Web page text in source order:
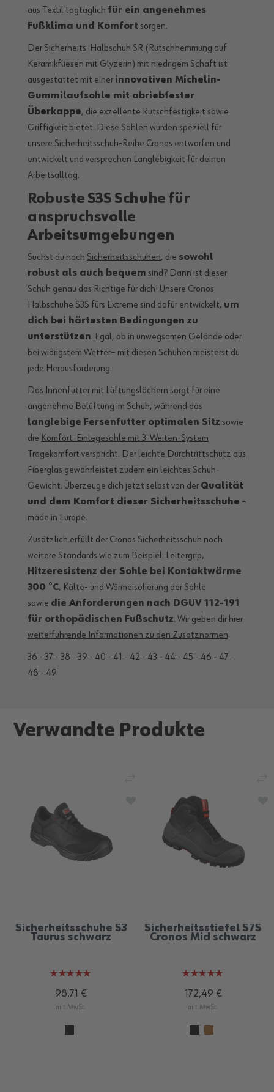
aus Textil tagtäglich für ein angenehmes
Fußklima und Komfort sorgen.
Der Sicherheits-Halbschuh SR (Rutschhemmung auf
Keramikfliesen mit Glyzerin) mit niedrigem Schaft ist
ausgestattet mit einer innovativen Michelin-
Gummilaufsohle mit abriebfester
Überkappe, die exzellente Rutschfestigkeit sowie
Griffigkeit bietet. Diese Sohlen wurden speziell für
unsere Sicherheitsschuh-Reihe Cronos entworfen und
entwickelt und versprechen Langlebigkeit für deinen
Arbeitsalltag.
Robuste S3S Schuhe für
anspruchsvolle
Arbeitsumgebungen
Suchst du nach Sicherheitsschuhen, die sowohl
robust als auch bequem sind? Dann ist dieser
Schuh genau das Richtige für dich! Unsere Cronos
Halbschuhe S3S fürs Extreme sind dafür entwickelt, um
dich bei härtesten Bedingungen zu
unterstützen. Egal, ob in unwegsamen Gelände oder
bei widrigstem Wetter– mit diesen Schuhen meisterst du
jede Herausforderung.
Das Innenfutter mit Lüftungslöchern sorgt für eine
angenehme Belüftung im Schuh, während das
langlebige Fersenfutter optimalen Sitz sowie
die Komfort-Einlegesohle mit 3-Weiten-System
Tragekomfort verspricht. Der leichte Durchtrittschutz aus
Fiberglas gewährleistet zudem ein leichtes Schuh-
Gewicht. Überzeuge dich jetzt selbst von der Qualität
und dem Komfort dieser Sicherheitsschuhe –
made in Europe.
Zusätzlich erfüllt der Cronos Sicherheitsschuh noch
weitere Standards wie zum Beispiel: Leitergrip,
Hitzeresistenz der Sohle bei Kontaktwärme
300 °C, Kälte- und Wärmeisolierung der Sohle
sowie die Anforderungen nach DGUV 112-191
für orthopädischen Fußschutz. Wir geben dir hier
weiterführende Informationen zu den Zusatznormen.
36 - 37 - 38 - 39 - 40 - 41 - 42 - 43 - 44 - 45 - 46 - 47 -
48 - 49
Verwandte Produkte
Sicherheitsschuhe S3
Taurus schwarz
Bewertung:
100%
98,71 €
mit MwSt.
Sicherheitsstiefel S7S
Cronos Mid schwarz
Bewertung:
100%
172,49 €
mit MwSt.